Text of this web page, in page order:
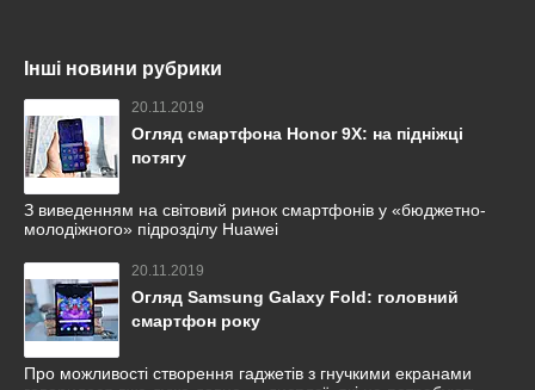
Інші новини рубрики
20.11.2019
Огляд смартфона Honor 9X: на підніжці
потягу
З виведенням на світовий ринок смартфонів у «бюджетно-
молодіжного» підрозділу Huawei
20.11.2019
Огляд Samsung Galaxy Fold: головний
смартфон року
Про можливості створення гаджетів з гнучкими екранами